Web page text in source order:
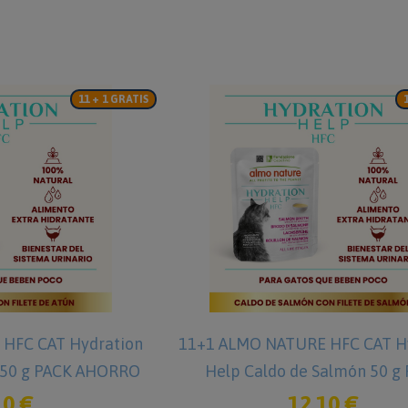
11 + 1 GRATIS
HFC CAT Hydration
g PACK AHORRO
11+1 ALMO NATURE HFC CAT
Help Caldo de Salmón 50 g
AHORRO